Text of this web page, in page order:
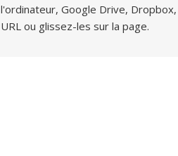
l'ordinateur, Google Drive, Dropbox,
URL ou glissez-les sur la page.